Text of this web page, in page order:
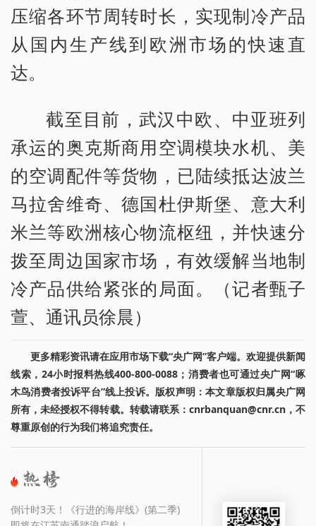
压缩各环节周转时长，实现制冷产品
从国内生产线到欧洲市场的快速直
达。
截至目前，武汉中欧、中亚班列
承运的奥克斯商用空调模块水机、美
的空调配件等货物，已陆续抵达波兰
马拉舍维奇、德国杜伊斯堡、意大利
米兰等欧洲核心物流枢纽，并快速分
拨至周边国家市场，有效缓解当地制
冷产品供给紧张的局面。（记者甄子
萱、通讯员徐晨）
更多精彩资讯请在应用市场下载“央广网”客户端。欢迎提供新闻
线索，24小时报料热线400-800-0088；消费者也可通过央广网“啄
木鸟消费者投诉平台”线上投诉。版权声明：本文章版权归属央广网
所有，未经授权不得转载。转载请联系：cnrbanquan@cnr.cn，不
尊重原创的行为我们将追究责任。
倒计时3天！《行进的海岸线》(第二季)